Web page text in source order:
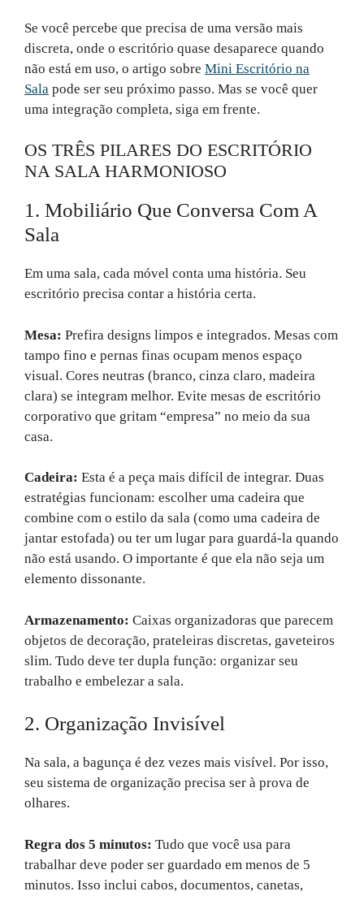
Se você percebe que precisa de uma versão mais
discreta, onde o escritório quase desaparece quando
não está em uso, o artigo sobre Mini Escritório na
Sala pode ser seu próximo passo. Mas se você quer
uma integração completa, siga em frente.
OS TRÊS PILARES DO ESCRITÓRIO
NA SALA HARMONIOSO
1. Mobiliário Que Conversa Com A
Sala
Em uma sala, cada móvel conta uma história. Seu
escritório precisa contar a história certa.
Mesa: Prefira designs limpos e integrados. Mesas com
tampo fino e pernas finas ocupam menos espaço
visual. Cores neutras (branco, cinza claro, madeira
clara) se integram melhor. Evite mesas de escritório
corporativo que gritam “empresa” no meio da sua
casa.
Cadeira: Esta é a peça mais difícil de integrar. Duas
estratégias funcionam: escolher uma cadeira que
combine com o estilo da sala (como uma cadeira de
jantar estofada) ou ter um lugar para guardá-la quando
não está usando. O importante é que ela não seja um
elemento dissonante.
Armazenamento: Caixas organizadoras que parecem
objetos de decoração, prateleiras discretas, gaveteiros
slim. Tudo deve ter dupla função: organizar seu
trabalho e embelezar a sala.
2. Organização Invisível
Na sala, a bagunça é dez vezes mais visível. Por isso,
seu sistema de organização precisa ser à prova de
olhares.
Regra dos 5 minutos: Tudo que você usa para
trabalhar deve poder ser guardado em menos de 5
minutos. Isso inclui cabos, documentos, canetas,